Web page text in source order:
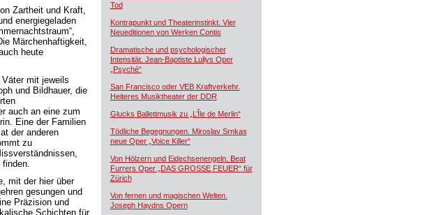
Zartheit und Kraft,
energiegeladen
Märchenhaftigkeit,
heute
mit jeweils
und Bildhauer, die
auch an eine zum
Eine der Familien
der anderen
zu
finden.
mit der hier über
gesungen und
Präzision und
Schichten für
Tod
Kontrapunkt und Theaterinstinkt. Vier
Neueditionen von Werken Contis
Dramatische und psychologischer
Intensität. Jean-Baptiste Lullys Oper
„Psyché“
San Francisco oder VEB Kraftverkehr.
Heiteres Musiktheater der DDR
Glucks Ballettmusik zu „L’Île de Merlin“
Tödliche Begegnungen. Miroslav Srnkas
neue Oper „Voice Killer“
Von Hölzern und Eidechsenengeln. Beat
Furrers Oper „DAS GROSSE FEUER“ für
Zürich
Von fernen und magischen Welten.
Joseph Haydns Opern